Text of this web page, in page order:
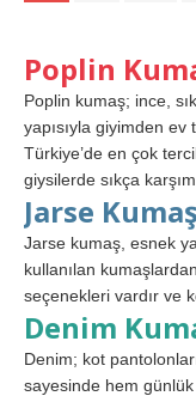
Poplin
Poplin kumaş; ince,
yapısıyla giyimden ev
Türkiye’de en çok
giysilerde sıkça
Jarse
Jarse kumaş, esnek
kullanılan
seçenekleri vardır ve
Denim
Denim; kot
sayesinde hem